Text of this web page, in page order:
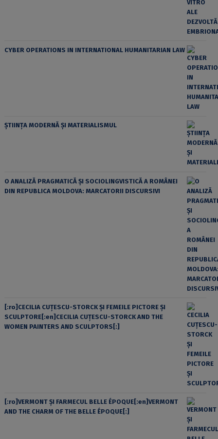
CYBER OPERATIONS IN INTERNATIONAL HUMANITARIAN LAW
ȘTIINȚA MODERNĂ ȘI MATERIALISMUL
O ANALIZĂ PRAGMATICĂ ȘI SOCIOLINGVISTICĂ A ROMÂNEI
DIN REPUBLICA MOLDOVA: MARCATORII DISCURSIVI
[:ro]CECILIA CUŢESCU-STORCK ŞI FEMEILE PICTORE ŞI
SCULPTORE[:en]CECILIA CUŢESCU-STORCK AND THE
WOMEN PAINTERS AND SCULPTORS[:]
[:ro]VERMONT ȘI FARMECUL BELLE ÉPOQUE[:en]VERMONT
AND THE CHARM OF THE BELLE ÉPOQUE[:]